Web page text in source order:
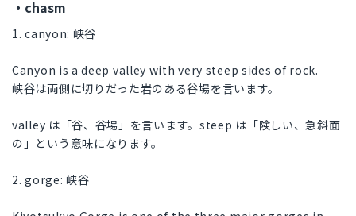
・chasm
1. canyon: 峡谷
Canyon is a deep valley with very steep sides of rock.
峡谷は両側に切りだった岩のある谷場を言います。
valley は「谷、谷場」を言います。steep は「険しい、急斜面
の」という意味になります。
2. gorge: 峡谷